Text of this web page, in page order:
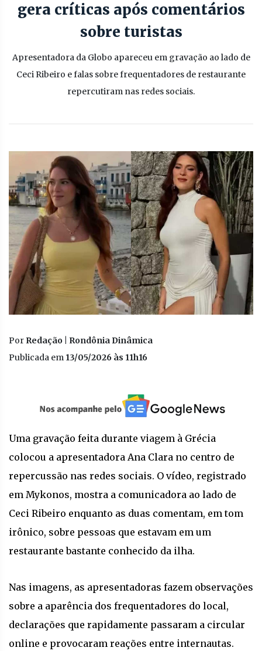
gera críticas após comentários
sobre turistas
Apresentadora da Globo apareceu em gravação ao lado de
Ceci Ribeiro e falas sobre frequentadores de restaurante
repercutiram nas redes sociais.
Por Redação | Rondônia Dinâmica
Publicada em 13/05/2026 às 11h16
Uma gravação feita durante viagem à Grécia
colocou a apresentadora Ana Clara no centro de
repercussão nas redes sociais. O vídeo, registrado
em Mykonos, mostra a comunicadora ao lado de
Ceci Ribeiro enquanto as duas comentam, em tom
irônico, sobre pessoas que estavam em um
restaurante bastante conhecido da ilha.
Nas imagens, as apresentadoras fazem observações
sobre a aparência dos frequentadores do local,
declarações que rapidamente passaram a circular
online e provocaram reações entre internautas.